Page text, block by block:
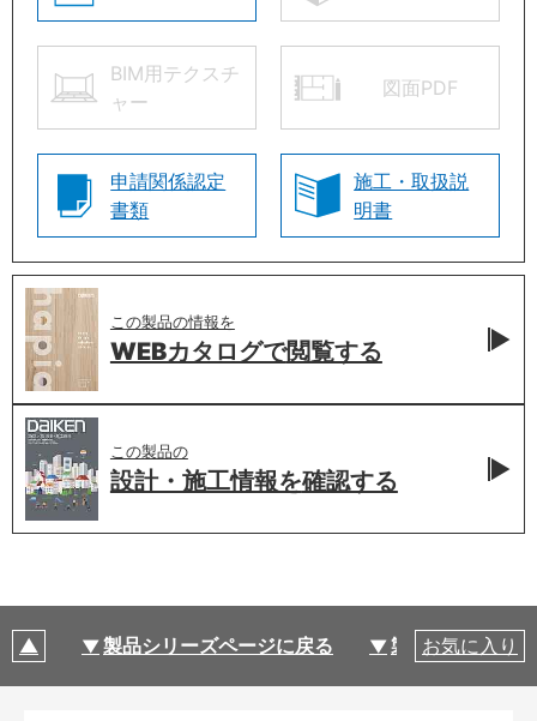
BIM用テクスチ
ャー
図面PDF
申請関係認定
書類
施工・取扱説
明書
この製品の情報を
WEBカタログで閲覧する
この製品の
設計・施工情報を確認する
製品シリーズページに戻る 製品仕様
お気に入り